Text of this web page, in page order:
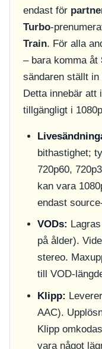
endast för
Turbo-
Train. För alla
– bara komma åt
sändaren ställt in
Detta innebär att
tillgängligt i
bithastighet;
720p60,
kan vara
endast
VODs:
på ålder).
stereo.
till VOD-
Klipp:
AAC).
Klipp
vara något